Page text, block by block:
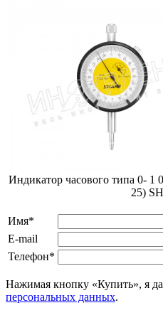
Индикатор часового типа 0-
25)
Имя*
E-mail
Телефон*
Нажимая кнопку «Купить», я
персональных данных.